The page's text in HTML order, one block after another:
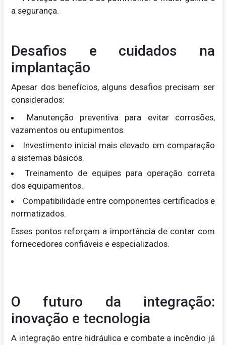
a segurança.
Desafios e cuidados na
implantação
Apesar dos benefícios, alguns desafios precisam ser
considerados:
Manutenção preventiva para evitar corrosões,
vazamentos ou entupimentos.
Investimento inicial mais elevado em comparação
a sistemas básicos.
Treinamento de equipes para operação correta
dos equipamentos.
Compatibilidade entre componentes certificados e
normatizados.
Esses pontos reforçam a importância de contar com
fornecedores confiáveis e especializados.
O futuro da integração:
inovação e tecnologia
A integração entre hidráulica e combate a incêndio já